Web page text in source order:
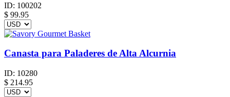
ID: 100202
$ 99.95
Canasta para Paladeres de Alta Alcurnia
ID: 10280
$ 214.95